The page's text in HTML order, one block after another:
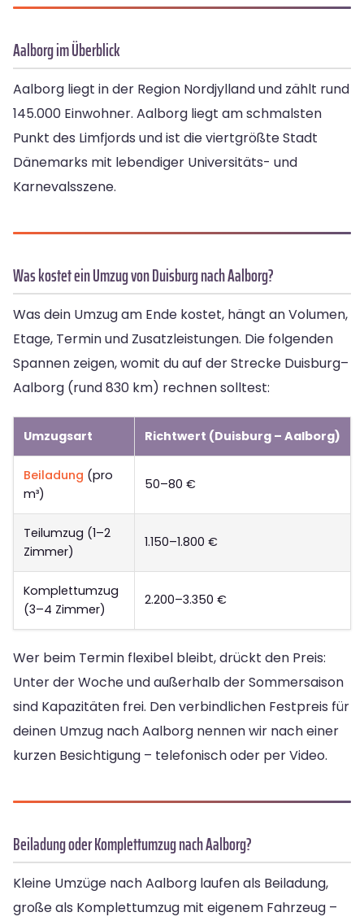
Aalborg im Überblick
Aalborg liegt in der Region Nordjylland und zählt rund
145.000 Einwohner. Aalborg liegt am schmalsten
Punkt des Limfjords und ist die viertgrößte Stadt
Dänemarks mit lebendiger Universitäts- und
Karnevalsszene.
Was kostet ein Umzug von Duisburg nach Aalborg?
Was dein Umzug am Ende kostet, hängt an Volumen,
Etage, Termin und Zusatzleistungen. Die folgenden
Spannen zeigen, womit du auf der Strecke Duisburg–
Aalborg (rund 830 km) rechnen solltest:
Umzugsart Richtwert (Duisburg – Aalborg)
Beiladung (pro
m³)
50–80 €
Teilumzug (1–2
Zimmer)
1.150–1.800 €
Komplettumzug
(3–4 Zimmer)
2.200–3.350 €
Wer beim Termin flexibel bleibt, drückt den Preis:
Unter der Woche und außerhalb der Sommersaison
sind Kapazitäten frei. Den verbindlichen Festpreis für
deinen Umzug nach Aalborg nennen wir nach einer
kurzen Besichtigung – telefonisch oder per Video.
Beiladung oder Komplettumzug nach Aalborg?
Kleine Umzüge nach Aalborg laufen als Beiladung,
große als Komplettumzug mit eigenem Fahrzeug –